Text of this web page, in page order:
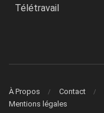
Télétravail
À Propos Contact
Mentions légales